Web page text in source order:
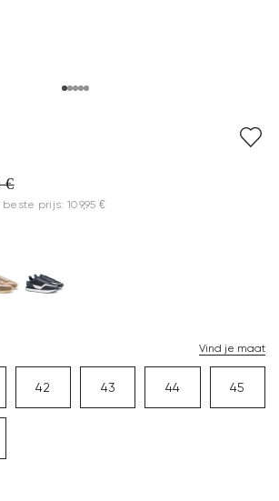
€
prijs: 109,95 €
Vind je maat
42 43 44 45